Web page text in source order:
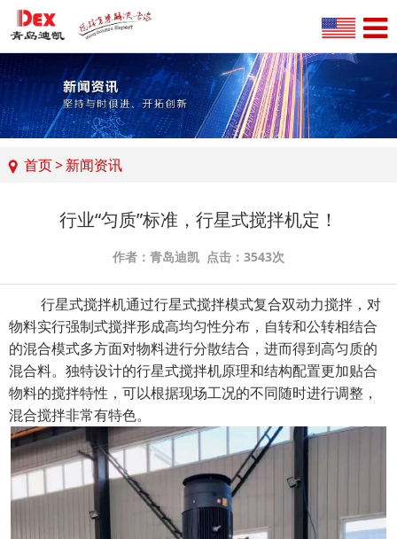
首页>新闻资讯
行业“匀质”标准，行星式搅拌机定！
作者：青岛迪凯 点击：3543次
行星式搅拌机通过行星式搅拌模式复合双动力搅拌，对
物料实行强制式搅拌形成高均匀性分布，自转和公转相结合
的混合模式多方面对物料进行分散结合，进而得到高匀质的
混合料。独特设计的行星式搅拌机原理和结构配置更加贴合
物料的搅拌特性，可以根据现场工况的不同随时进行调整，
混合搅拌非常有特色。